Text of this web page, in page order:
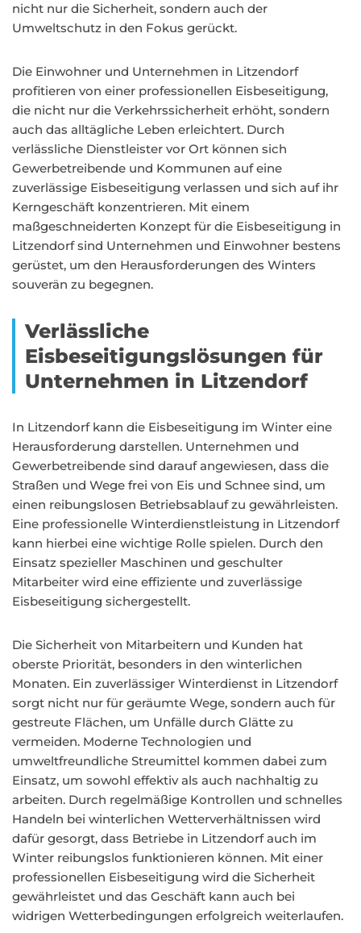
nicht nur die Sicherheit, sondern auch der
Umweltschutz in den Fokus gerückt.
Die Einwohner und Unternehmen in Litzendorf
profitieren von einer professionellen Eisbeseitigung,
die nicht nur die Verkehrssicherheit erhöht, sondern
auch das alltägliche Leben erleichtert. Durch
verlässliche Dienstleister vor Ort können sich
Gewerbetreibende und Kommunen auf eine
zuverlässige Eisbeseitigung verlassen und sich auf ihr
Kerngeschäft konzentrieren. Mit einem
maßgeschneiderten Konzept für die Eisbeseitigung in
Litzendorf sind Unternehmen und Einwohner bestens
gerüstet, um den Herausforderungen des Winters
souverän zu begegnen.
Verlässliche
Eisbeseitigungslösungen für
Unternehmen in Litzendorf
In Litzendorf kann die Eisbeseitigung im Winter eine
Herausforderung darstellen. Unternehmen und
Gewerbetreibende sind darauf angewiesen, dass die
Straßen und Wege frei von Eis und Schnee sind, um
einen reibungslosen Betriebsablauf zu gewährleisten.
Eine professionelle Winterdienstleistung in Litzendorf
kann hierbei eine wichtige Rolle spielen. Durch den
Einsatz spezieller Maschinen und geschulter
Mitarbeiter wird eine effiziente und zuverlässige
Eisbeseitigung sichergestellt.
Die Sicherheit von Mitarbeitern und Kunden hat
oberste Priorität, besonders in den winterlichen
Monaten. Ein zuverlässiger Winterdienst in Litzendorf
sorgt nicht nur für geräumte Wege, sondern auch für
gestreute Flächen, um Unfälle durch Glätte zu
vermeiden. Moderne Technologien und
umweltfreundliche Streumittel kommen dabei zum
Einsatz, um sowohl effektiv als auch nachhaltig zu
arbeiten. Durch regelmäßige Kontrollen und schnelles
Handeln bei winterlichen Wetterverhältnissen wird
dafür gesorgt, dass Betriebe in Litzendorf auch im
Winter reibungslos funktionieren können. Mit einer
professionellen Eisbeseitigung wird die Sicherheit
gewährleistet und das Geschäft kann auch bei
widrigen Wetterbedingungen erfolgreich weiterlaufen.